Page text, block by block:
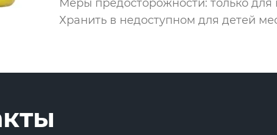
Меры предосторожности: только
Хранить в недоступном для детей